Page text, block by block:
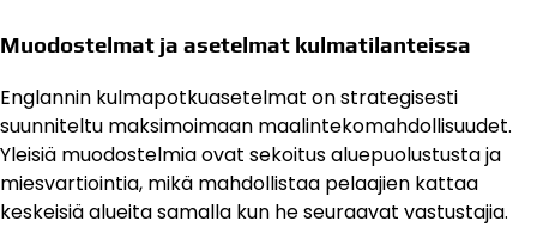
Muodostelmat ja asetelmat kulmatilanteissa
Englannin kulmapotkuasetelmat on strategisesti
suunniteltu maksimoimaan maalintekomahdollisuudet.
Yleisiä muodostelmia ovat sekoitus aluepuolustusta ja
miesvartiointia, mikä mahdollistaa pelaajien kattaa
keskeisiä alueita samalla kun he seuraavat vastustajia.